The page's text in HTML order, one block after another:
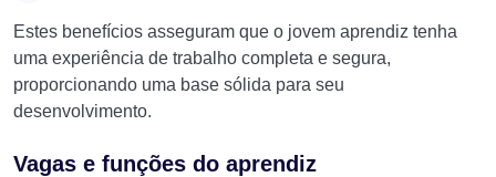
Estes benefícios asseguram que o jovem aprendiz tenha
uma experiência de trabalho completa e segura,
proporcionando uma base sólida para seu
desenvolvimento.
Vagas e funções do aprendiz